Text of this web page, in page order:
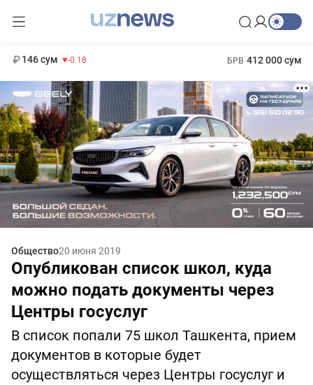
146 сум -0.18 БРВ 412 000 сум
Общество20 июня 2019
Опубликован список школ, куда
можно подать документы через
Центры госуслуг
В список попали 75 школ Ташкента, прием
документов в которые будет
осуществляться через Центры госуслуг и